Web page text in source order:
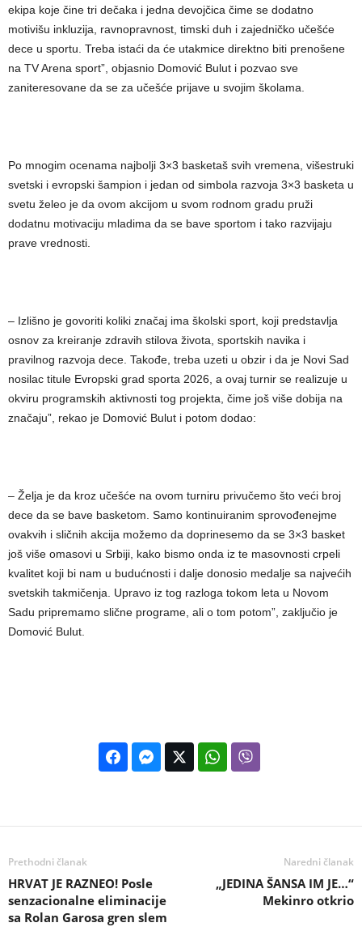
ekipa koje čine tri dečaka i jedna devojčica čime se dodatno
motivišu inkluzija, ravnopravnost, timski duh i zajedničko učešće
dece u sportu. Treba istaći da će utakmice direktno biti prenošene
na TV Arena sport”, objasnio Domović Bulut i pozvao sve
zaniteresovane da se za učešće prijave u svojim školama.
Po mnogim ocenama najbolji 3×3 basketaš svih vremena, višestruki
svetski i evropski šampion i jedan od simbola razvoja 3×3 basketa u
svetu želeo je da ovom akcijom u svom rodnom gradu pruži
dodatnu motivaciju mladima da se bave sportom i tako razvijaju
prave vrednosti.
– Izlišno je govoriti koliki značaj ima školski sport, koji predstavlja
osnov za kreiranje zdravih stilova života, sportskih navika i
pravilnog razvoja dece. Takođe, treba uzeti u obzir i da je Novi Sad
nosilac titule Evropski grad sporta 2026, a ovaj turnir se realizuje u
okviru programskih aktivnosti tog projekta, čime još više dobija na
značaju”, rekao je Domović Bulut i potom dodao:
– Želja je da kroz učešće na ovom turniru privučemo što veći broj
dece da se bave basketom. Samo kontinuiranim sprovođenejme
ovakvih i sličnih akcija možemo da doprinesemo da se 3×3 basket
još više omasovi u Srbiji, kako bismo onda iz te masovnosti crpeli
kvalitet koji bi nam u budućnosti i dalje donosio medalje sa najvećih
svetskih takmičenja. Upravo iz tog razloga tokom leta u Novom
Sadu pripremamo slične programe, ali o tom potom”, zaključio je
Domović Bulut.
Prethodni članak
HRVAT JE RAZNEO! Posle
senzacionalne eliminacije
sa Rolan Garosa gren slem
Naredni članak
„JEDINA ŠANSA IM JE…“
Mekinro otkrio